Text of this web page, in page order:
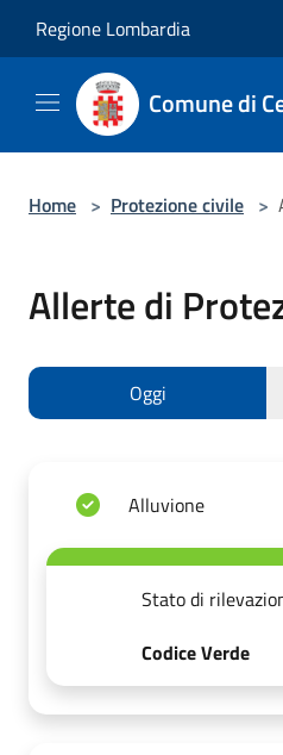
Regione Lombardia
Comune di
Home > Protezione civile >
Allerte di
Oggi
Alluvione
Stato di
Codice Verde